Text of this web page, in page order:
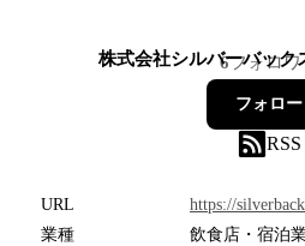
株式会社シルバーバック
6フォロワ
フォロー
RSS
URL
https://
業種
飲食店・宿泊